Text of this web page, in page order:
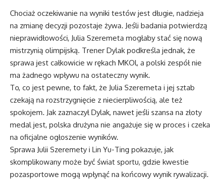
Chociaż oczekiwanie na wyniki testów jest długie, nadzieja
na zmianę decyzji pozostaje żywa. Jeśli badania potwierdzą
nieprawidłowości, Julia Szeremeta mogłaby stać się nową
mistrzynią olimpijską. Trener Dylak podkreśla jednak, że
sprawa jest całkowicie w rękach MKOl, a polski zespół nie
ma żadnego wpływu na ostateczny wynik.
To, co jest pewne, to fakt, że Julia Szeremeta i jej sztab
czekają na rozstrzygnięcie z niecierpliwością, ale też
spokojem. Jak zaznaczył Dylak, nawet jeśli szansa na złoty
medal jest, polska drużyna nie angażuje się w proces i czeka
na oficjalne ogłoszenie wyników.
Sprawa Julii Szeremety i Lin Yu-Ting pokazuje, jak
skomplikowany może być świat sportu, gdzie kwestie
pozasportowe mogą wpłynąć na końcowy wynik rywalizacji.